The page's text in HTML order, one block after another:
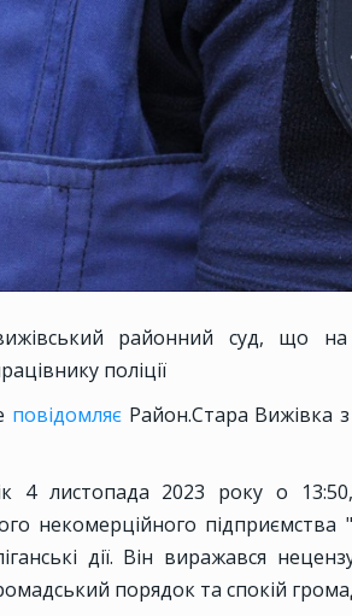
районний суд, що
поліції
повідомляє Район.Стара Вижівка
4 листопада 2023 року о
некомерційного підприємства
дії. Він виражався
порядок та спокій